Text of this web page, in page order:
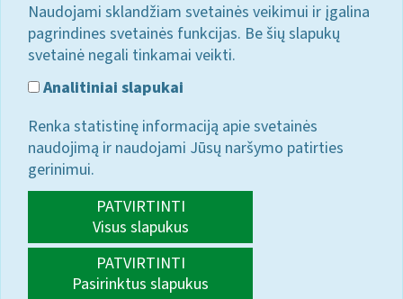
Naudojami sklandžiam svetainės veikimui ir įgalina
pagrindines svetainės funkcijas. Be šių slapukų
svetainė negali tinkamai veikti.
Analitiniai slapukai
Renka statistinę informaciją apie svetainės
naudojimą ir naudojami Jūsų naršymo patirties
gerinimui.
PATVIRTINTI
Visus slapukus
PATVIRTINTI
Pasirinktus slapukus